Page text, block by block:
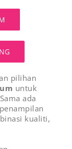
pilihan
untuk
ada
kualiti,